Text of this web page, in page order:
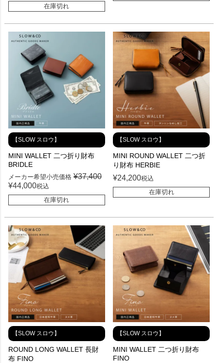
在庫切れ
【SLOW スロウ】
MINI WALLET 二つ折り財布
BRIDLE
メーカー希望小売価格 ¥37,400
¥44,000税込
在庫切れ
【SLOW スロウ】
MINI ROUND WALLET 二つ折
り財布 HERBIE
¥24,200税込
在庫切れ
【SLOW スロウ】
ROUND LONG WALLET 長財
布 FINO
【SLOW スロウ】
MINI WALLET 二つ折り財布
FINO